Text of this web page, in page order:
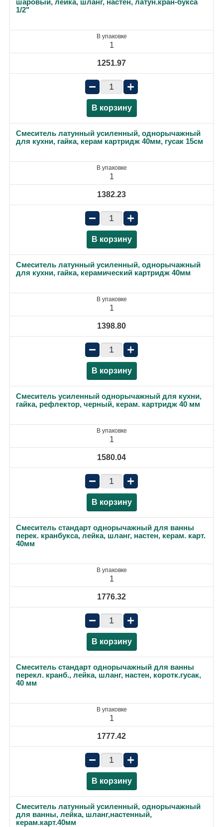
1/2"
В упаковке
1
1251.97
− +
В корзину
Смеситель латунный усиленный, однорычажный
для кухни, гайка, керам картридж 40мм, гусак 15см
В упаковке
1
1382.23
− +
В корзину
Смеситель латунный усиленный, однорычажный
для кухни, гайка, керамический картридж 40мм
В упаковке
1
1398.80
− +
В корзину
Смеситель усиленный однорычажный для кухни,
гайка, рефлектор, черный, керам. картридж 40 мм
В упаковке
1
1580.04
− +
В корзину
Смеситель стандарт однорычажный для ванны
перек. кранбукса, лейка, шланг, настен, керам. карт.
40мм
В упаковке
1
1776.32
− +
В корзину
Смеситель стандарт однорычажный для ванны
перекл. кранб., лейка, шланг, настен, коротк.гусак,
40 мм
В упаковке
1
1777.42
− +
В корзину
Смеситель латунный усиленный, однорычажный
для ванны, лейка, шланг,настенный,
керам.карт.40мм